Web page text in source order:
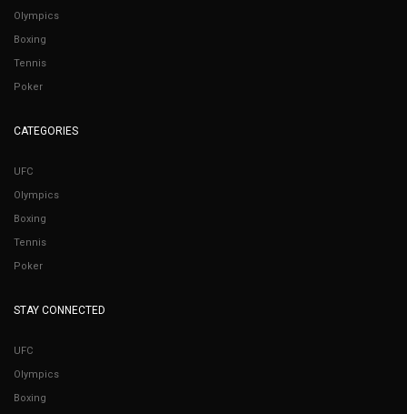
Olympics
Boxing
Tennis
Poker
CATEGORIES
UFC
Olympics
Boxing
Tennis
Poker
STAY CONNECTED
UFC
Olympics
Boxing